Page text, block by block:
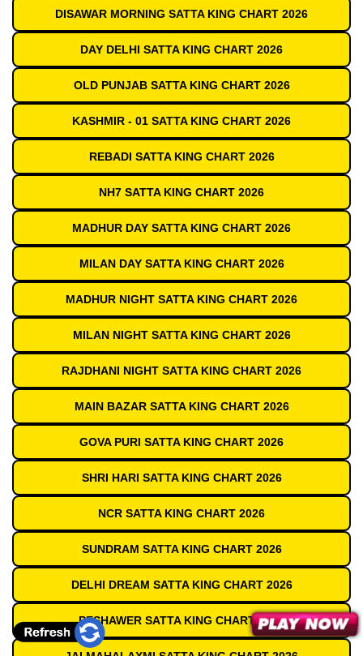
DISAWAR MORNING SATTA KING CHART 2026
DAY DELHI SATTA KING CHART 2026
OLD PUNJAB SATTA KING CHART 2026
KASHMIR - 01 SATTA KING CHART 2026
REBADI SATTA KING CHART 2026
NH7 SATTA KING CHART 2026
MADHUR DAY SATTA KING CHART 2026
MILAN DAY SATTA KING CHART 2026
MADHUR NIGHT SATTA KING CHART 2026
MILAN NIGHT SATTA KING CHART 2026
RAJDHANI NIGHT SATTA KING CHART 2026
MAIN BAZAR SATTA KING CHART 2026
GOVA PURI SATTA KING CHART 2026
SHRI HARI SATTA KING CHART 2026
NCR SATTA KING CHART 2026
SUNDRAM SATTA KING CHART 2026
DELHI DREAM SATTA KING CHART 2026
PESHAWER SATTA KING CHART 2026